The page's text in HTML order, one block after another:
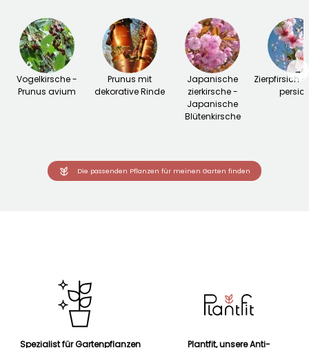
Vogelkirsche -
Prunus avium
Prunus mit
dekorative Rinde
Japanische
zierkirsche -
Japanische
Blütenkirsche
Zierpfirsich -
→
Die passenden Pflanzen für meinen Garten finden
Spezialist für Gartenpflanzen
Plantfit, unsere Anti-